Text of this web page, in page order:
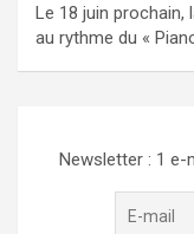
Le 18 juin prochain,
au rythme du «
Newsletter : 1 e-